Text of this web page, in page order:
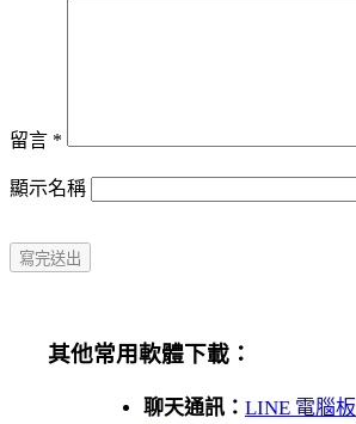
留言 *
顯示名稱
其他常用軟體下載：
聊天通訊： LINE 電腦板